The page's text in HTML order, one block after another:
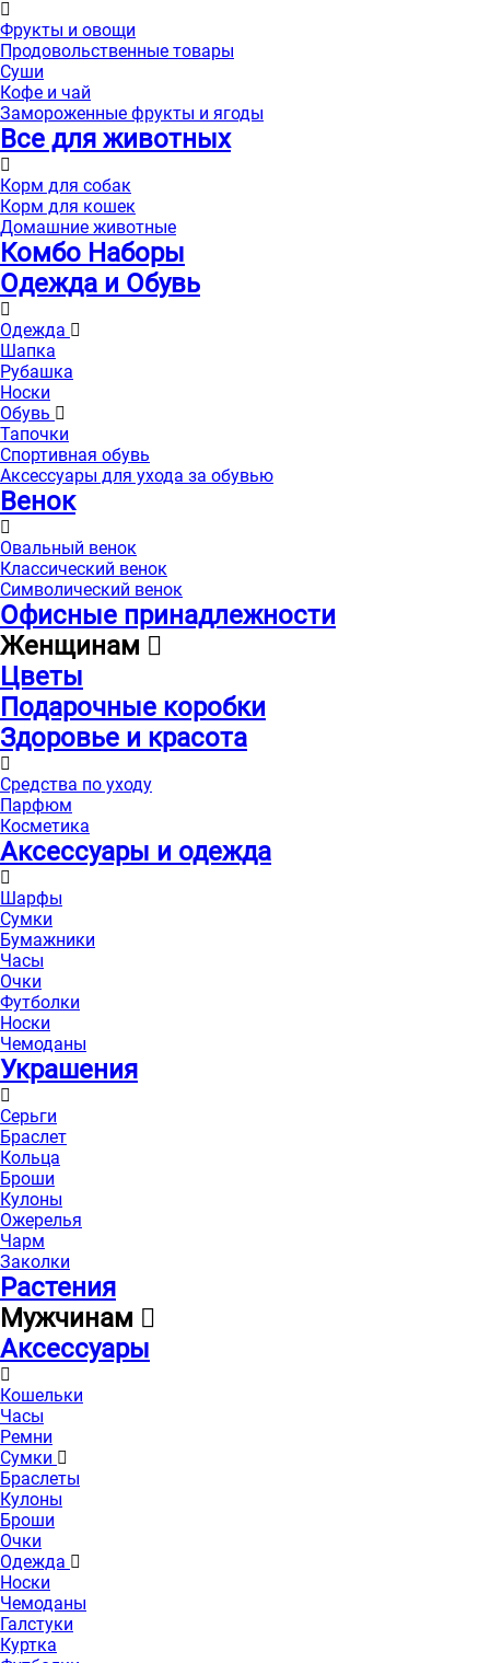
Фрукты и овощи
Продовольственные товары
Суши
Кофе и чай
Замороженные фрукты и ягоды
Все для животных
Корм для собак
Корм для кошек
Домашние животные
Комбо Наборы
Одежда и Обувь
Одежда
Шапка
Рубашка
Носки
Обувь
Тапочки
Спортивная обувь
Аксессуары для ухода за обувью
Венок
Овальный венок
Классический венок
Символический венок
Офисные принадлежности
Женщинам
Цветы
Подарочные коробки
Здоровье и красота
Средства по уходу
Парфюм
Косметика
Аксессуары и одежда
Шарфы
Сумки
Бумажники
Часы
Очки
Футболки
Носки
Чемоданы
Украшения
Серьги
Браслет
Кольца
Броши
Кулоны
Ожерелья
Чарм
Заколки
Растения
Мужчинам
Аксессуары
Кошельки
Часы
Ремни
Сумки
Браслеты
Кулоны
Броши
Очки
Одежда
Носки
Чемоданы
Галстуки
Куртка